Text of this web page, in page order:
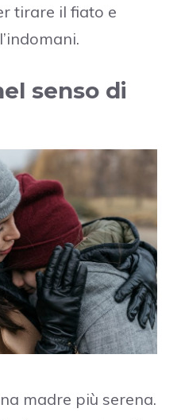
tirare il fiato e
senso di
madre più serena.